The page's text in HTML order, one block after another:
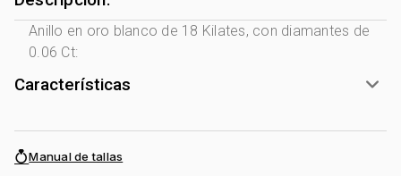
Anillo en oro blanco de 18 Kilates, con diamantes de
0.06 Ct:
Características
Género: Mujer
Metal: Oro 18 Kilates
Manual de tallas